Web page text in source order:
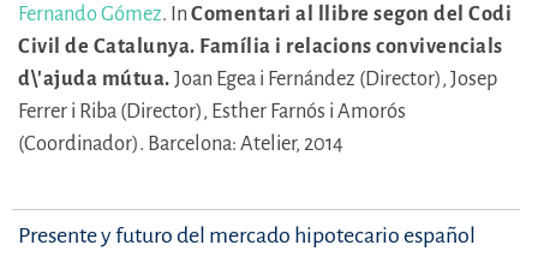
Fernando Gómez. In Comentari al llibre segon del Codi
Civil de Catalunya. Família i relacions convivencials
d\'ajuda mútua. Joan Egea i Fernández (Director), Josep
Ferrer i Riba (Director), Esther Farnós i Amorós
(Coordinador). Barcelona: Atelier, 2014
Presente y futuro del mercado hipotecario español